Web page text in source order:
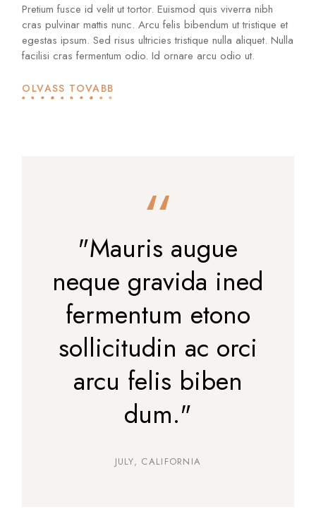
Pretium fusce id velit ut tortor. Euismod quis viverra nibh
cras pulvinar mattis nunc. Arcu felis bibendum ut tristique et
egestas ipsum. Sed risus ultricies tristique nulla aliquet. Nulla
facilisi cras fermentum odio. Id ornare arcu odio ut.
OLVASS TOVÁBB
"Mauris augue
neque gravida ined
fermentum etono
sollicitudin ac orci
arcu felis biben
dum."
JULY, CALIFORNIA